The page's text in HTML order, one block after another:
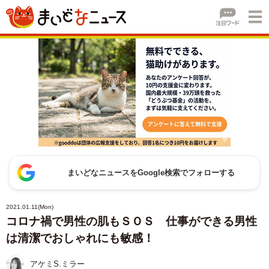
まいどなニュースをGoogle検索でフォローする
2021.01.11(Mon)
コロナ禍で男性の肌もＳＯＳ 仕事ができる男性
は清潔でおしゃれにも敏感！
アケミS.ミラー